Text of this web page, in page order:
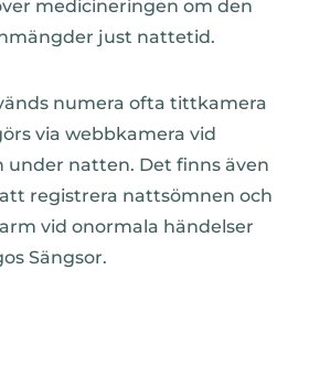
medicineringen om den
just nattetid.
numera ofta tittkamera
via webbkamera vid
under natten. Det finns även
registrera nattsömnen och
vid onormala händelser
Sängsor.